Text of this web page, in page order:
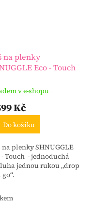
na plenky
Eco - Touch
v e-shopu
Kč
Do košíku
na plenky SHNUGGLE
- Touch - jednoduchá
jednou rukou „drop